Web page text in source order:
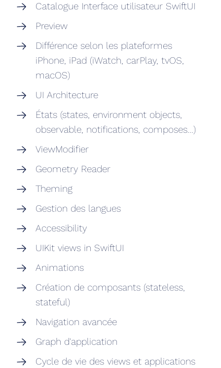
Catalogue Interface utilisateur SwiftUI
Preview
Différence selon les plateformes
iPhone, iPad (iWatch, carPlay, tvOS,
macOS)
UI Architecture
États (states, environment objects,
observable, notifications, composes...)
ViewModifier
Geometry Reader
Theming
Gestion des langues
Accessibility
UIKit views in SwiftUI
Animations
Création de composants (stateless,
stateful)
Navigation avancée
Graph d'application
Cycle de vie des views et applications